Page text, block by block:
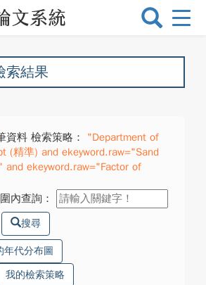
選
換
索結果
資料 檢索策略：
"Department of
(精準) and ekeyword.raw="Sand
and ekeyword.raw="Factor of
內查詢：
搜尋
年代分布圖
我的檢索策略